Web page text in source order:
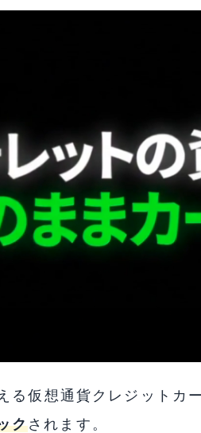
る仮想通貨クレジット
クされます。